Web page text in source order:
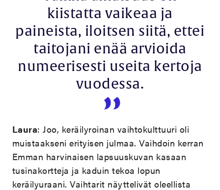
kiistatta vaikeaa ja
paineista, iloitsen siitä, ettei
taitojani enää arvioida
numeerisesti useita kertoja
vuodessa.
Laura: Joo, keräilyroinan vaihtokulttuuri oli
muistaakseni erityisen julmaa. Vaihdoin kerran
Emman harvinaisen lapsuuskuvan kasaan
tusinakortteja ja kaduin tekoa lopun
keräilyuraani. Vaihtarit näyttelivät oleellista